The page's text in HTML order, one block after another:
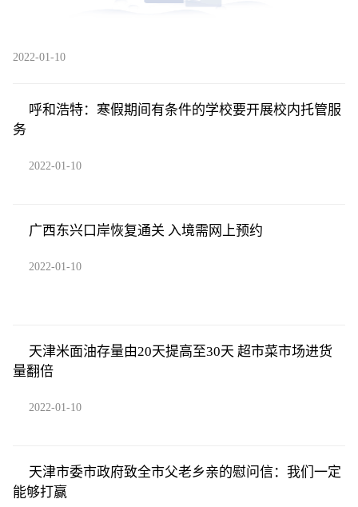
2022-01-10
呼和浩特：寒假期间有条件的学校要开展校内托管服
务
2022-01-10
广西东兴口岸恢复通关 入境需网上预约
2022-01-10
天津米面油存量由20天提高至30天 超市菜市场进货
量翻倍
2022-01-10
天津市委市政府致全市父老乡亲的慰问信：我们一定
能够打赢